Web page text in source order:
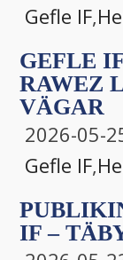
Gefle IF,
GEFLE
RAWEZ
VÄGAR
2026-05-
Gefle IF,
IF –